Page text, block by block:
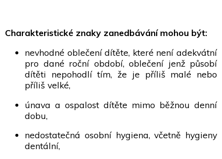
Charakteristické znaky zanedbávání mohou být:
nevhodné oblečení dítěte, které není adekvátní
pro dané roční období, oblečení jenž působí
dítěti nepohodlí tím, že je příliš malé nebo
příliš velké,
únava a ospalost dítěte mimo běžnou denní
dobu,
nedostatečná osobní hygiena, včetně hygieny
dentální,